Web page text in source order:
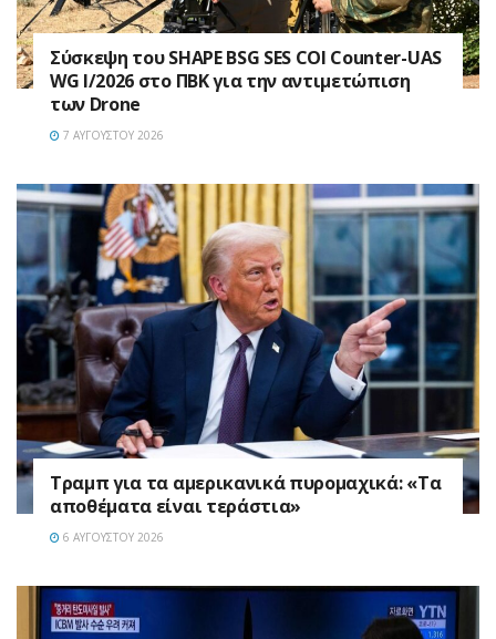
Σύσκεψη του SHAPE BSG SES COI Counter-UAS
WG I/2026 στο ΠΒΚ για την αντιμετώπιση
των Drone
7 ΑΥΓΟΎΣΤΟΥ 2026
Τραμπ για τα αμερικανικά πυρομαχικά: «Τα
αποθέματα είναι τεράστια»
6 ΑΥΓΟΎΣΤΟΥ 2026